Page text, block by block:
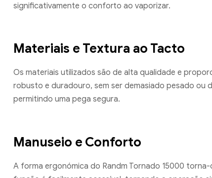
significativamente o conforto ao vaporizar.
Materiais e Textura ao Tacto
Os materiais utilizados são de alta qualidade e
robusto e duradouro, sem ser demasiado pesado ou
permitindo uma pega segura.
Manuseio e Conforto
A forma ergonómica do Randm Tornado 15000